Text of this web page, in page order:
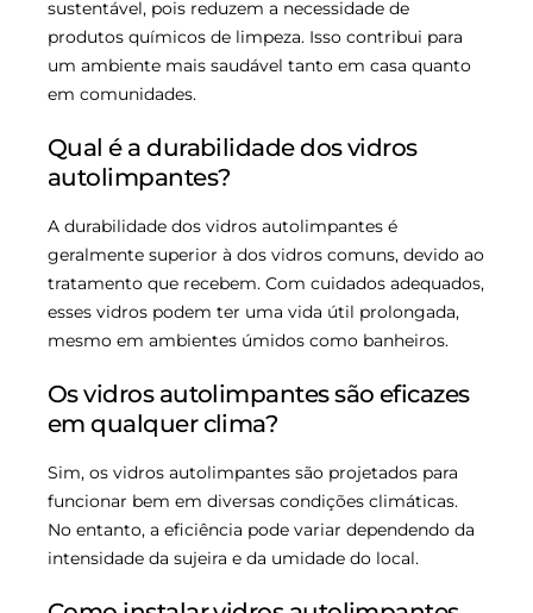
sustentável, pois reduzem a necessidade de
produtos químicos de limpeza. Isso contribui para
um ambiente mais saudável tanto em casa quanto
em comunidades.
Qual é a durabilidade dos vidros
autolimpantes?
A durabilidade dos vidros autolimpantes é
geralmente superior à dos vidros comuns, devido ao
tratamento que recebem. Com cuidados adequados,
esses vidros podem ter uma vida útil prolongada,
mesmo em ambientes úmidos como banheiros.
Os vidros autolimpantes são eficazes
em qualquer clima?
Sim, os vidros autolimpantes são projetados para
funcionar bem em diversas condições climáticas.
No entanto, a eficiência pode variar dependendo da
intensidade da sujeira e da umidade do local.